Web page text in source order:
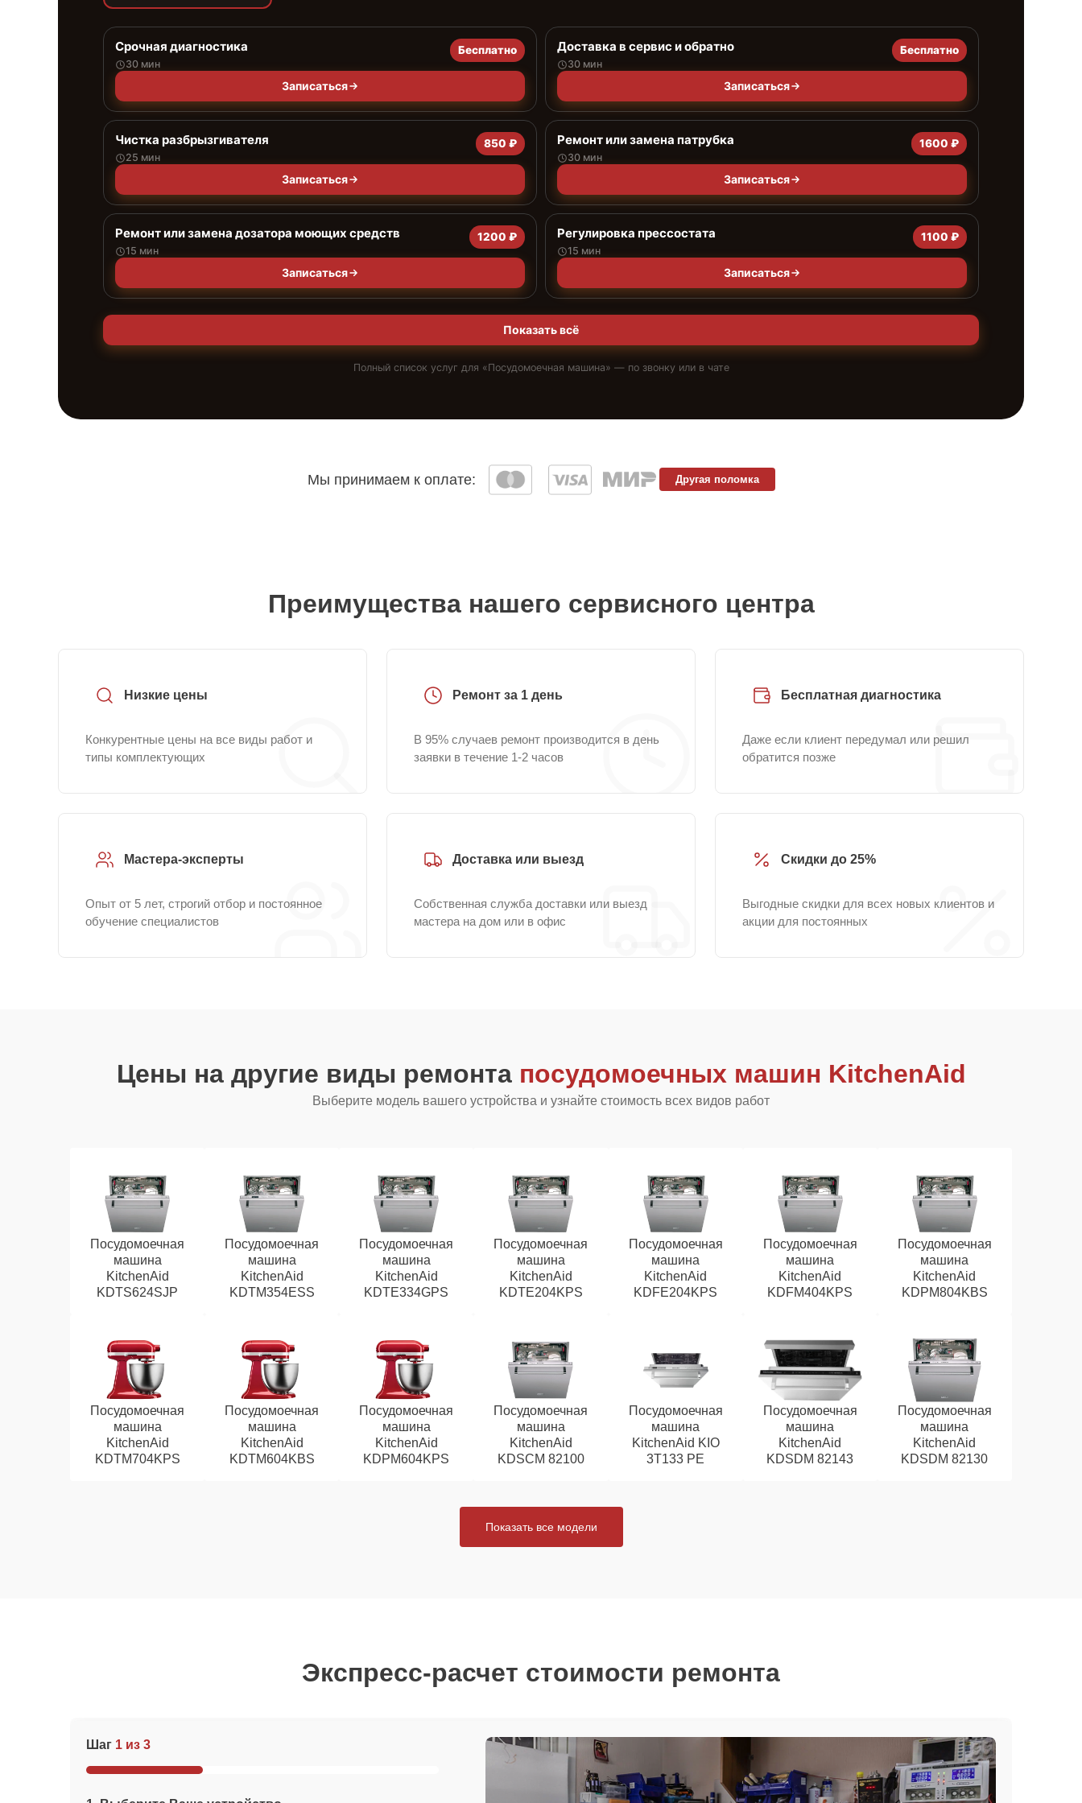
Срочная диагностика
30 мин
Бесплатно
Записаться
Доставка в сервис и обратно
30 мин
Бесплатно
Записаться
Чистка разбрызгивателя
25 мин
850 ₽
Записаться
Ремонт или замена патрубка
30 мин
1600 ₽
Записаться
Ремонт или замена дозатора моющих средств
15 мин
1200 ₽
Записаться
Регулировка прессостата
15 мин
1100 ₽
Записаться
Показать всё
Полный список услуг для «Посудомоечная машина» — по звонку или в чате
Мы принимаем к оплате: Другая поломка
Преимущества нашего сервисного центра
Низкие цены
Конкурентные цены на все виды работ и
типы комплектующих
Ремонт за 1 день
В 95% случаев ремонт производится в день
заявки в течение 1-2 часов
Бесплатная диагностика
Даже если клиент передумал или решил
обратится позже
Мастера-эксперты
Опыт от 5 лет, строгий отбор и постоянное
обучение специалистов
Доставка или выезд
Собственная служба доставки или выезд
мастера на дом или в офис
Скидки до 25%
Выгодные скидки для всех новых клиентов и
акции для постоянных
Цены на другие виды ремонта посудомоечных машин KitchenAid
Выберите модель вашего устройства и узнайте стоимость всех видов работ
Посудомоечная
машина
KitchenAid
KDTS624SJP
Посудомоечная
машина
KitchenAid
KDTM354ESS
Посудомоечная
машина
KitchenAid
KDTE334GPS
Посудомоечная
машина
KitchenAid
KDTE204KPS
Посудомоечная
машина
KitchenAid
KDFE204KPS
Посудомоечная
машина
KitchenAid
KDFM404KPS
Посудомоечная
машина
KitchenAid
KDPM804KBS
Посудомоечная
машина
KitchenAid
KDTM704KPS
Посудомоечная
машина
KitchenAid
KDTM604KBS
Посудомоечная
машина
KitchenAid
KDPM604KPS
Посудомоечная
машина
KitchenAid
KDSCM 82100
Посудомоечная
машина
KitchenAid KIO
3T133 PE
Посудомоечная
машина
KitchenAid
KDSDM 82143
Посудомоечная
машина
KitchenAid
KDSDM 82130
Показать все модели
Экспресс-расчет стоимости ремонта
Шаг 1 из 3